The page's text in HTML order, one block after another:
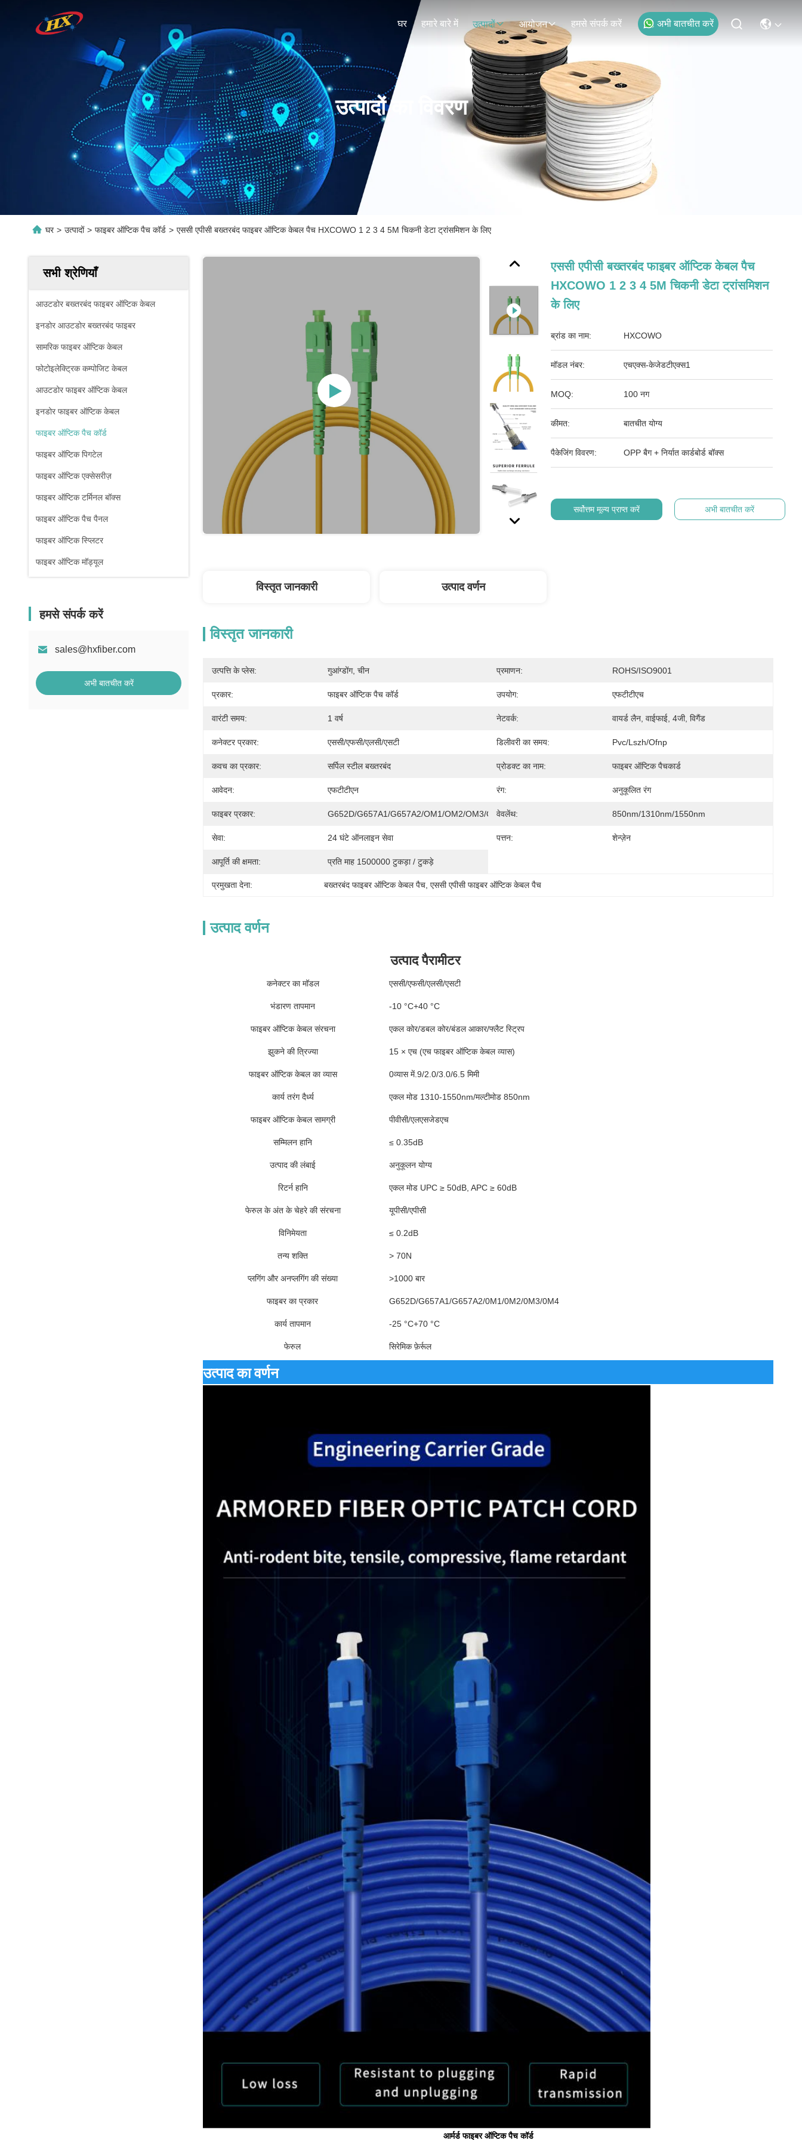
घर हमारे बारे में उत्पादों आयोजन हमसे संपर्क करें अभी बातचीत करें
उत्पादों का विवरण
घर > उत्पादों > फाइबर ऑप्टिक पैच कॉर्ड > एससी एपीसी बख्तरबंद फाइबर ऑप्टिक केबल पैच HXCOWO 1 2 3 4 5M चिकनी डेटा ट्रांसमिशन के लिए
सभी श्रेणियाँ
आउटडोर बख्तरबंद फाइबर ऑप्टिक केबल
इनडोर आउटडोर बख्तरबंद फाइबर
सामरिक फाइबर ऑप्टिक केबल
फोटोइलेक्ट्रिक कम्पोजिट केबल
आउटडोर फाइबर ऑप्टिक केबल
इनडोर फाइबर ऑप्टिक केबल
फाइबर ऑप्टिक पैच कॉर्ड
फाइबर ऑप्टिक पिगटेल
फाइबर ऑप्टिक एक्सेसरीज़
फाइबर ऑप्टिक टर्मिनल बॉक्स
फाइबर ऑप्टिक पैच पैनल
फाइबर ऑप्टिक स्प्लिटर
फाइबर ऑप्टिक मॉड्यूल
हमसे संपर्क करें
sales@hxfiber.com
अभी बातचीत करें
एससी एपीसी बख्तरबंद फाइबर ऑप्टिक केबल पैच
HXCOWO 1 2 3 4 5M चिकनी डेटा ट्रांसमिशन
के लिए
ब्रांड का नाम: HXCOWO
मॉडल नंबर: एचएक्स-केजेडटीएक्स1
MOQ: 100 नग
कीमत: बातचीत योग्य
पैकेजिंग विवरण: OPP बैग + निर्यात कार्डबोर्ड बॉक्स
सर्वोत्तम मूल्य प्राप्त करें अभी बातचीत करें
विस्तृत जानकारी उत्पाद वर्णन
विस्तृत जानकारी
उत्पत्ति के प्लेस: गुआंग्डोंग, चीन प्रमाणन: ROHS/ISO9001
प्रकार: फाइबर ऑप्टिक पैच कॉर्ड उपयोग: एफटीटीएच
वारंटी समय: 1 वर्ष नेटवर्क: वायर्ड लैन, वाईफाई, 4जी, विगैंड
कनेक्टर प्रकार: एससी/एफसी/एलसी/एसटी डिलीवरी का समय: Pvc/lszh/ofnp
कवच का प्रकार: सर्पिल स्टील बख्तरबंद प्रोडक्ट का नाम: फाइबर ऑप्टिक पैचकार्ड
आवेदन: एफटीटीएन रंग: अनुकूलित रंग
फाइबर प्रकार: G652D/G657A1/G657A2/OM1/OM2/OM3/OM4वेवलेंथ: 850nm/1310nm/1550nm
सेवा: 24 घंटे ऑनलाइन सेवा पत्तन: शेन्ज़ेन
आपूर्ति की क्षमता: प्रति माह 1500000 टुकड़ा / टुकड़े
प्रमुखता देना: बख्तरबंद फाइबर ऑप्टिक केबल पैच , एससी एपीसी फाइबर ऑप्टिक केबल पैच
उत्पाद वर्णन
उत्पाद पैरामीटर
कनेक्टर का मॉडल एससी/एफसी/एलसी/एसटी
भंडारण तापमान -10 °C+40 °C
फाइबर ऑप्टिक केबल संरचना एकल कोर/डबल कोर/बंडल आकार/फ्लैट स्ट्रिप
झुकने की त्रिज्या 15 × एच (एच फाइबर ऑप्टिक केबल व्यास)
फाइबर ऑप्टिक केबल का व्यास 0व्यास में.9/2.0/3.0/6.5 मिमी
कार्य तरंग दैर्ध्य एकल मोड 1310-1550nm/मल्टीमोड 850nm
फाइबर ऑप्टिक केबल सामग्री पीवीसी/एलएसजेडएच
सम्मिलन हानि ≤ 0.35dB
उत्पाद की लंबाई अनुकूलन योग्य
रिटर्न हानि एकल मोड UPC ≥ 50dB, APC ≥ 60dB
फेरुल के अंत के चेहरे की संरचना यूपीसी/एपीसी
विनिमेयता ≤ 0.2dB
तन्य शक्ति > 70N
प्लगिंग और अनप्लगिंग की संख्या >1000 बार
फाइबर का प्रकार G652D/G657A1/G657A2/0M1/0M2/0M3/0M4
कार्य तापमान -25 °C+70 °C
फेरुल सिरेमिक फ़ेर्रूल
उत्पाद का वर्णन
आर्मर्ड फाइबर ऑप्टिक पैच कॉर्ड